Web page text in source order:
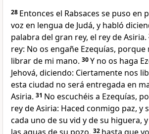
28 Entonces el Rabsaces se puso en
voz en lengua de Judá, y habló
palabra del gran rey, el rey de Asiria.
rey: No os engañe Ezequías,
librar de mi mano. 30Y no os haga
Jehová, diciendo: Ciertamente nos
esta ciudad no será entregada en
Asiria. 31 No escuchéis a Ezequías,
rey de Asiria: Haced conmigo paz, y
cada uno de su vid y de su higuera,
32